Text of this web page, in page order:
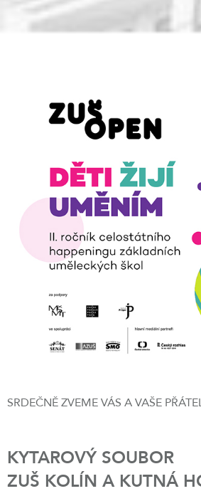
SRDEČNĚ ZVEME VÁS A VAŠE
KYTAROVÝ SOUBOR
ZUŠ KOLÍN A KUTNÁ